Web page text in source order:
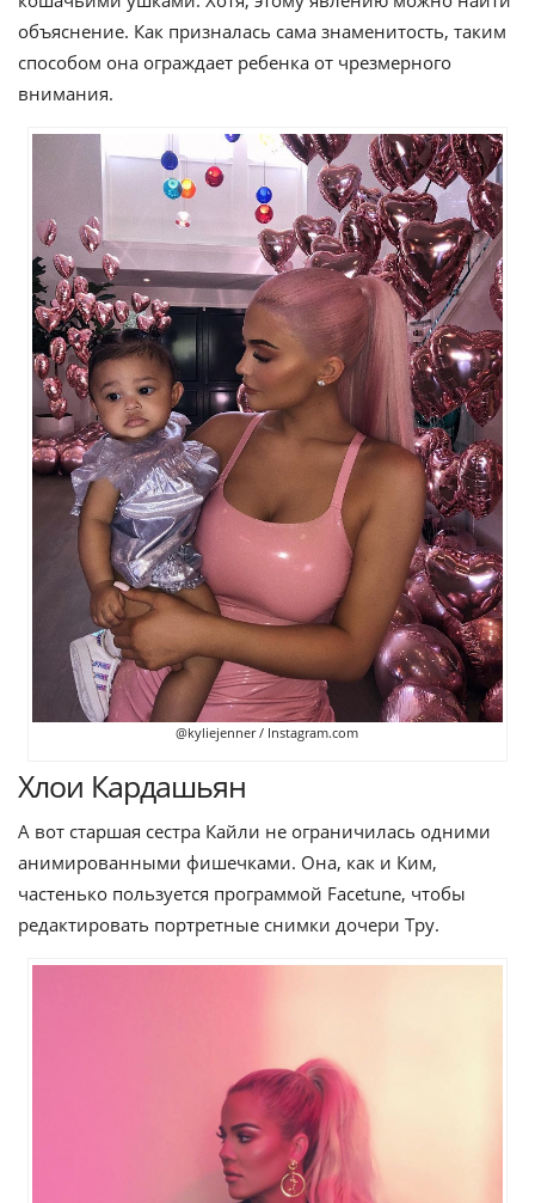
объяснение. Как призналась сама знаменитость, таким
способом она ограждает ребенка от чрезмерного
внимания.
@kyliejenner / Instagram.com
Хлои Кардашьян
А вот старшая сестра Кайли не ограничилась одними
анимированными фишечками. Она, как и Ким,
частенько пользуется программой Facetune, чтобы
редактировать портретные снимки дочери Тру.